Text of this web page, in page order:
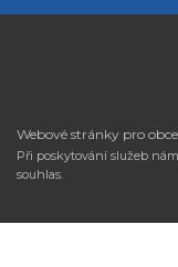
Webové stránky pro
Při poskytování služeb
souhlas.